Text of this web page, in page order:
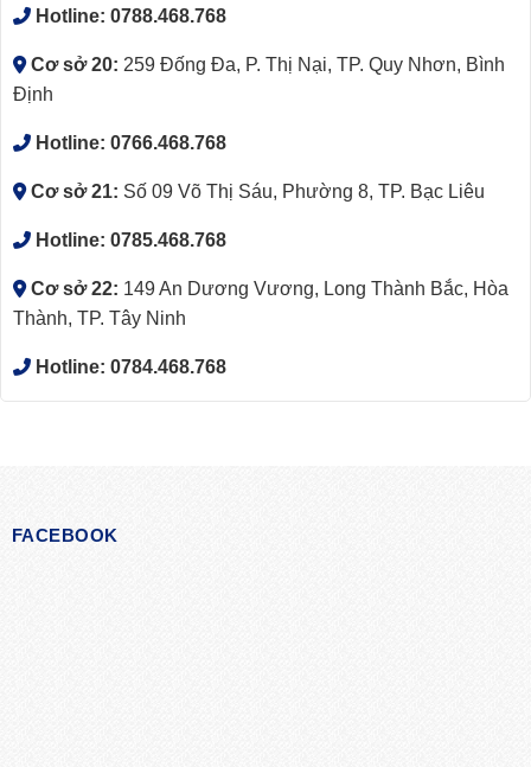
Hotline: 0788.468.768
Cơ sở 20: 259 Đống Đa, P. Thị Nại, TP. Quy Nhơn, Bình
Định
Hotline: 0766.468.768
Cơ sở 21: Số 09 Võ Thị Sáu, Phường 8, TP. Bạc Liêu
Hotline: 0785.468.768
Cơ sở 22: 149 An Dương Vương, Long Thành Bắc, Hòa
Thành, TP. Tây Ninh
Hotline: 0784.468.768
FACEBOOK